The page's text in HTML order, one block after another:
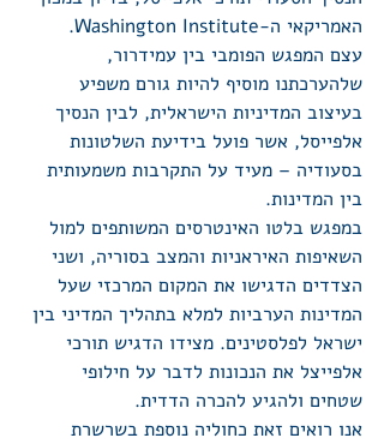
האמריקאי ה-Washington Institute.
עצם המפגש הפומבי בין עמידרור,
שלהערכתנו מוסיף להיות גורם משפיע
בעיצוב המדיניות הישראלית, לבין הנסיך
אלפייסל, אשר פועל בידיעת השלטונות
בסעודיה – מעיד על התקרבות משמעותית
בין המדינות.
במפגש בלטו האינטרסים המשותפים למול
השאיפות האיראניות והמצב בסוריה, ושני
הצדדים הדגישו את המקום המרכזי שעל
המדינות הערביות למלא בתהליך המדיני בין
ישראל לפלסטינים. מצידו הדגיש תורכי
אלפייצל את הנכונות לדבר על חילופי
שטחים ולהגיע להכרה הדדית.
אנו רואים זאת כחוליה נוספת בשרשרת